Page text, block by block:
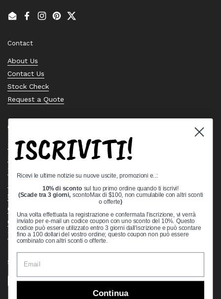
EmailFacebook
Instagram
PinterestTwitter
Contact
About Us
Contact Us
Stock Check
Request a Quote
Quick links
Bearing Knowledge Center
Privacy Policy
Terms & Conditions
Shipping Policy
Open Cookie Banner
Comprehensive Guide to Ball Bearings
Track your Order
Supported payment methods
ISCRIVITI!
Ricevi le ultime notizie su nuove uscite, promozioni e..:
10% di sconto sul tuo primo ordine quando ti iscrivi!
(Scade tra 3 giorni, scontoMax di $100, non cumulabile con altri sconti
o offerte)
Una volta effettuata la registrazione e confermata l'iscrizione, vi verrà
inviato per e-mail un codice coupon con uno sconto del 10%. Questo
codice può essere utilizzato entro 3 giorni dall'iscrizione e può scontare
fino a 100 dollari del vostro ordine; questo coupon non può essere
combinato con altri sconti o offerte.
Continua